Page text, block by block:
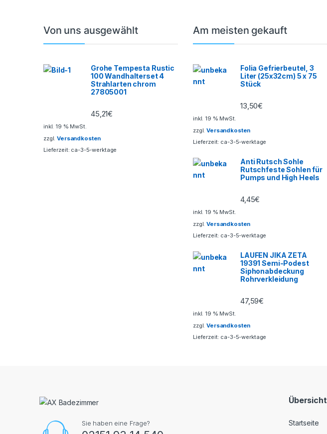
Von uns ausgewählt
Grohe Tempesta Rustic
100 Wandhalterset 4
Strahlarten chrom
27805001
45,21€
inkl. 19 % MwSt.
zzgl.Versandkosten
Lieferzeit: ca-3-5-werktage
Am meisten gekauft
Folia Gefrierbeutel, 3
Liter (25x32cm) 5 x 75
Stück
13,50€
inkl. 19 % MwSt.
zzgl.Versandkosten
Lieferzeit: ca-3-5-werktage
Anti Rutsch Sohle
Rutschfeste Sohlen für
Pumps und High Heels
4,45€
inkl. 19 % MwSt.
zzgl.Versandkosten
Lieferzeit: ca-3-5-werktage
LAUFEN JIKA ZETA
19391 Semi-Podest
Siphonabdeckung
Rohrverkleidung
47,59€
inkl. 19 % MwSt.
zzgl.Versandkosten
Lieferzeit: ca-3-5-werktage
Sie haben eine Frage?
Übersicht
Startseite